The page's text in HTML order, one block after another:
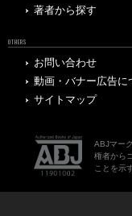
著者から探す
OTHERS
お問い合わせ
動画・バナー広告に
サイトマップ
ABJマー
権者から
ことを示